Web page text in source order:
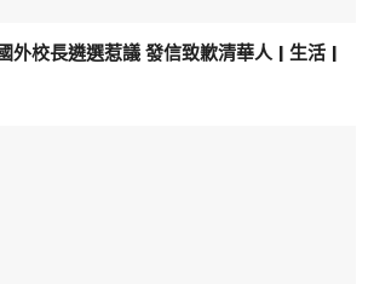
外校長遴選惹議 發信致歉清華人 | 生活 |